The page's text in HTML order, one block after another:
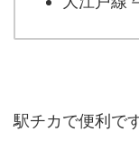
駅チカで便利で